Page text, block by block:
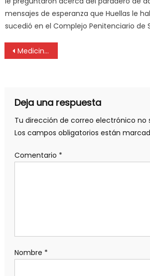
mensajes de esperanza que Huellas le
sucedió en el Complejo Penitenciario de
Medicina amplía sus edificios y proyecta un anexo en Los Hornos
Deja una respuesta
Tu dirección de correo electrónico no
Los campos obligatorios están
Comentario *
Nombre *